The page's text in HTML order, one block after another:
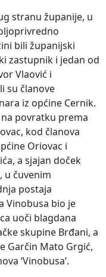
stranu županije, u
bili županijski
zastupnik i jedan od
Vlaović i
su članove
iz općine Cernik.
na povratku prema
kod članova
Oriovac i
a sjajan doček
u čuvenim
postaja
Vinobusa bio je
uoči blagdana
skupine Brđani, a
Garčin Mato Grgić,
‘Vinobusa’.